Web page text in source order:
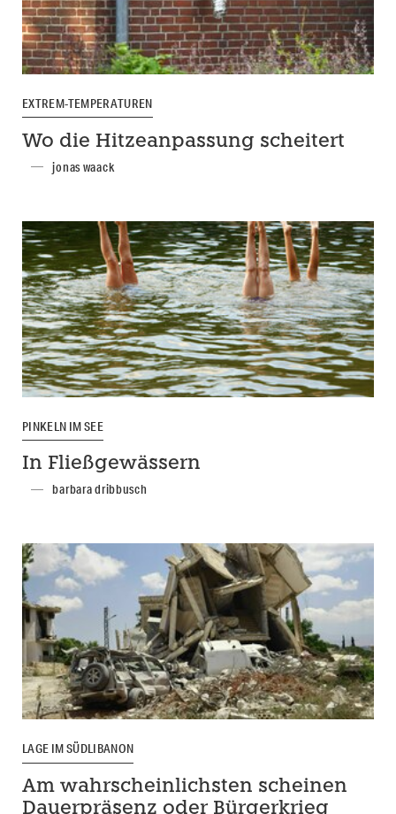
EXTREM-TEMPERATUREN
Wo die Hitzeanpassung scheitert
jonas waack
PINKELN IM SEE
In Fließgewässern
barbara dribbusch
LAGE IM SÜDLIBANON
Am wahrscheinlichsten scheinen
Dauerpräsenz oder Bürgerkrieg